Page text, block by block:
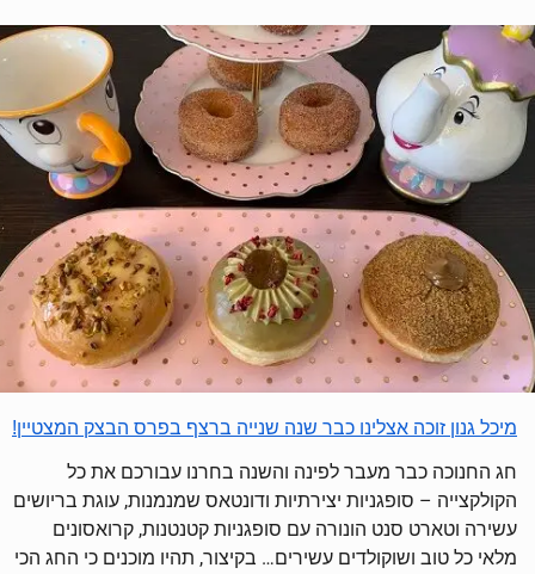
מיכל גנון זוכה אצלינו כבר שנה שנייה ברצף בפרס הבצק המצטיין!
חג החנוכה כבר מעבר לפינה והשנה בחרנו עבורכם את כל
הקולקצייה – סופגניות יצירתיות ודונטאס שמנמנות, עוגת בריושים
עשירה וטארט סנט הונורה עם סופגניות קטנטנות, קרואסונים
מלאי כל טוב ושוקולדים עשירים… בקיצור, תהיו מוכנים כי החג הכי